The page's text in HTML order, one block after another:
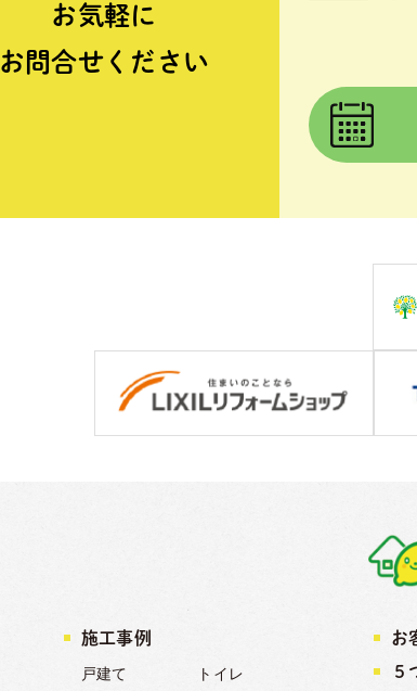
お気軽に
お問合せください
施工事例
戸建て トイレ
お
５